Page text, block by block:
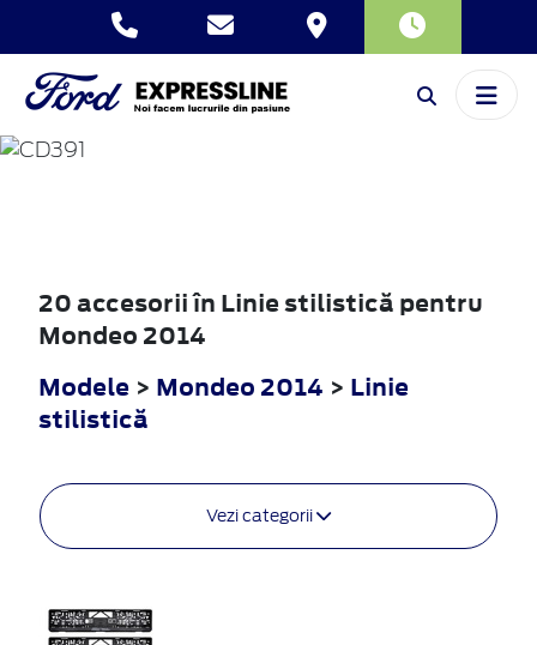
MONDEO
20 accesorii în Linie stilistică pentru
Mondeo 2014
Modele > Mondeo 2014 > Linie
stilistică
Vezi categorii